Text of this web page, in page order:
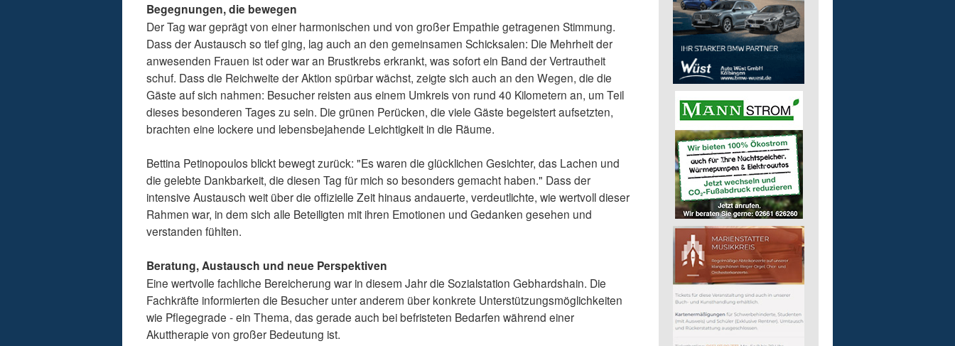
Begegnungen, die bewegen
Der Tag war geprägt von einer harmonischen und von großer Empathie getragenen Stimmung.
Dass der Austausch so tief ging, lag auch an den gemeinsamen Schicksalen: Die Mehrheit der
anwesenden Frauen ist oder war an Brustkrebs erkrankt, was sofort ein Band der Vertrautheit
schuf. Dass die Reichweite der Aktion spürbar wächst, zeigte sich auch an den Wegen, die die
Gäste auf sich nahmen: Besucher reisten aus einem Umkreis von rund 40 Kilometern an, um Teil
dieses besonderen Tages zu sein. Die grünen Perücken, die viele Gäste begeistert aufsetzten,
brachten eine lockere und lebensbejahende Leichtigkeit in die Räume.
Bettina Petinopoulos blickt bewegt zurück: "Es waren die glücklichen Gesichter, das Lachen und
die gelebte Dankbarkeit, die diesen Tag für mich so besonders gemacht haben." Dass der
intensive Austausch weit über die offizielle Zeit hinaus andauerte, verdeutlichte, wie wertvoll dieser
Rahmen war, in dem sich alle Beteiligten mit ihren Emotionen und Gedanken gesehen und
verstanden fühlten.
Beratung, Austausch und neue Perspektiven
Eine wertvolle fachliche Bereicherung war in diesem Jahr die Sozialstation Gebhardshain. Die
Fachkräfte informierten die Besucher unter anderem über konkrete Unterstützungsmöglichkeiten
wie Pflegegrade - ein Thema, das gerade auch bei befristeten Bedarfen während einer
Akuttherapie von großer Bedeutung ist.